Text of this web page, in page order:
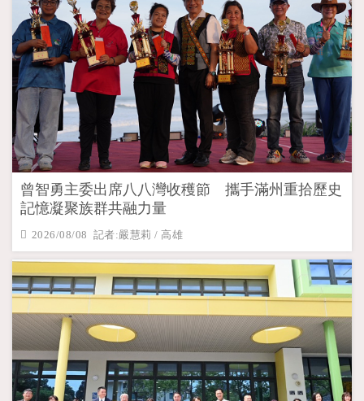
曾智勇主委出席八八灣收穫節 攜手滿州重拾歷史
記憶凝聚族群共融力量
2026/08/08 記者:嚴慧莉 / 高雄